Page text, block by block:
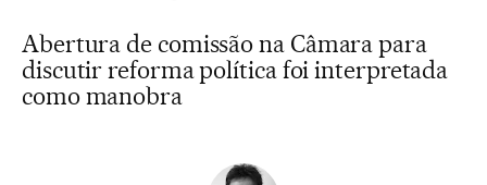
Abertura de comissão na Câmara para
discutir reforma política foi interpretada
como manobra